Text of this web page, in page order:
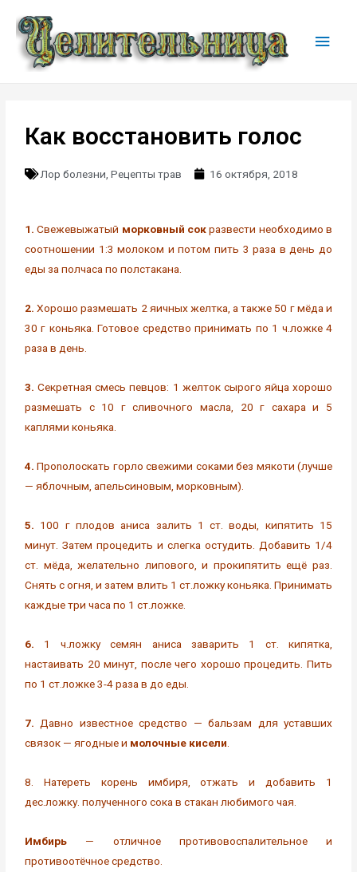
Как восстановить голос
Лор болезни ,Рецепты трав 16 октября, 2018
1.Свежевыжатый морковный сокразвести необходимо в
соотношении 1:3 молоком и потом пить 3 раза в день до
еды за полчаса по полстакана.
2. Хорошо размешать 2 яичных желтка, а также 50 г мёда и
30 г коньяка. Готовое средство принимать по 1 ч.ложке 4
раза в день.
3.Секретная смесь певцов: 1 желток сырого яйца хорошо
размешать с 10 г сливочного масла, 20 г сахара и 5
каплями коньяка.
4.Проnoлоскать горло свежими соками без мякоти (лучше
— яблочным, апельсиновым, морковным).
5. 100 г плодов аниса залить 1 ст. воды, кипятить 15
минут. Затем процедить и слегка остудить. Добавить 1/4
ст. мёда, желательно липового, и прокипятить ещё раз.
Снять с огня, и затем влить 1 ст.ложку коньяка. Принимать
каждые три часа по 1 ст.ложке.
6. 1 ч.ложку семян аниса заварить 1 ст. кипятка,
настаивать 20 минут, после чего хорошо процедить. Пить
по 1 ст.ложке 3-4 раза в до еды.
7. Давно известное средство — бальзам для уставших
связок — ягодные и молочные кисели
8. Натереть корень имбиря, отжать и добавить 1
дес.ложку. полученного сока в стакан любимого чая.
Имбирь — отличное противовоспалительное и
противоотёчное средство.